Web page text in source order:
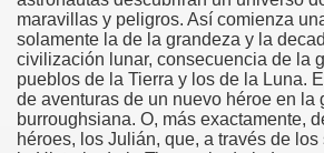
maravillas y peligros. Así comienza
solamente la de la grandeza y la
civilización lunar, consecuencia de la
pueblos de la Tierra y los de la Luna.
de aventuras de un nuevo héroe en la
burroughsiana. O, más exactamente,
héroes, los Julián, que, a través de